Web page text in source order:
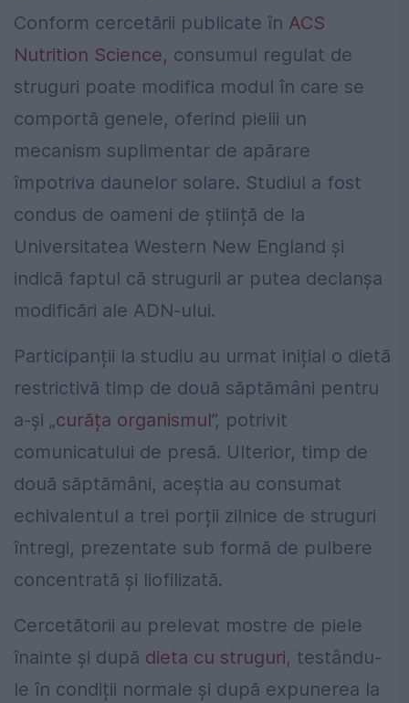
Conform cercetării publicate în ACS
Nutrition Science, consumul regulat de
struguri poate modifica modul în care se
comportă genele, oferind pielii un
mecanism suplimentar de apărare
împotriva daunelor solare. Studiul a fost
condus de oameni de știință de la
Universitatea Western New England și
indică faptul că strugurii ar putea declanșa
modificări ale ADN-ului.
Participanții la studiu au urmat inițial o dietă
restrictivă timp de două săptămâni pentru
a-și „curăța organismul”, potrivit
comunicatului de presă. Ulterior, timp de
două săptămâni, aceștia au consumat
echivalentul a trei porții zilnice de struguri
întregi, prezentate sub formă de pulbere
concentrată și liofilizată.
Cercetătorii au prelevat mostre de piele
înainte și după dieta cu struguri, testându-
le în condiții normale și după expunerea la